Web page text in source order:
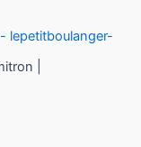
lepetitboulanger-
|